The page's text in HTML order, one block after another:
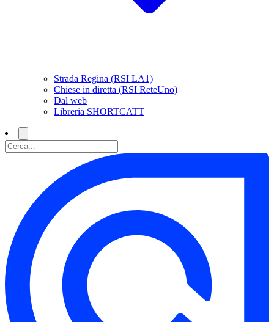
Strada Regina (RSI LA1)
Chiese in diretta (RSI ReteUno)
Dal web
Libreria SHORTCATT